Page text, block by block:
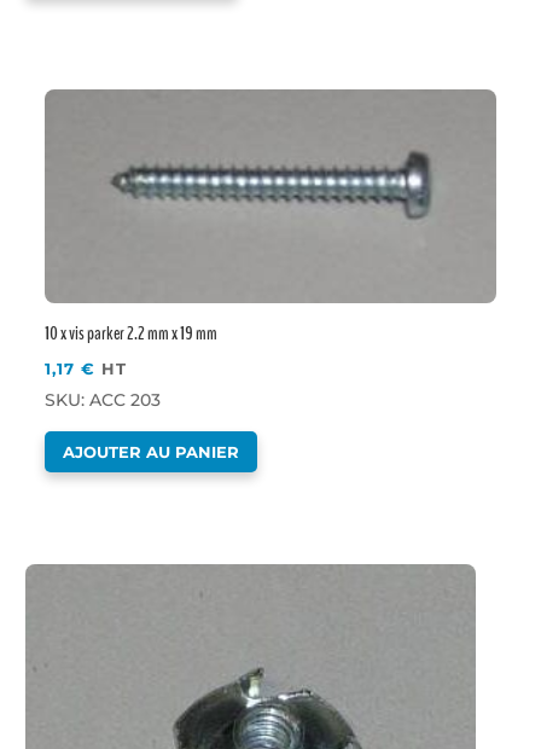
10 x vis parker 2.2 mm x 19 mm
1,17€ HT
SKU: ACC 203
AJOUTER AU PANIER